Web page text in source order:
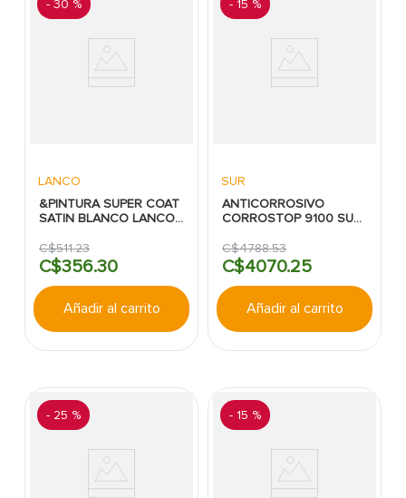
- 30 %
LANCO
&PINTURA SUPER COAT
SATIN BLANCO LANCO
C$511.23
C$356.30
Añadir al carrito
- 15 %
SUR
ANTICORROSIVO
CORROSTOP 9100 SUR
BRILLANTE INTERMEDIA
C$4788.53
C$4070.25
Añadir al carrito
- 25 % - 15 %